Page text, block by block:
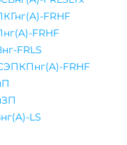
FRHF
FRHF
FRLS
FRHF
LS